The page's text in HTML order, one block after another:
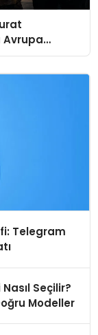
Avrupa
Telegram
Seçilir?
Modeller